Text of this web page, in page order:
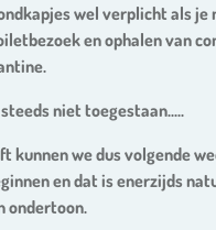
wel verplicht als je
en ophalen van
niet toegestaan.....
kunnen we dus volgende
en dat is enerzijds
ondertoon.